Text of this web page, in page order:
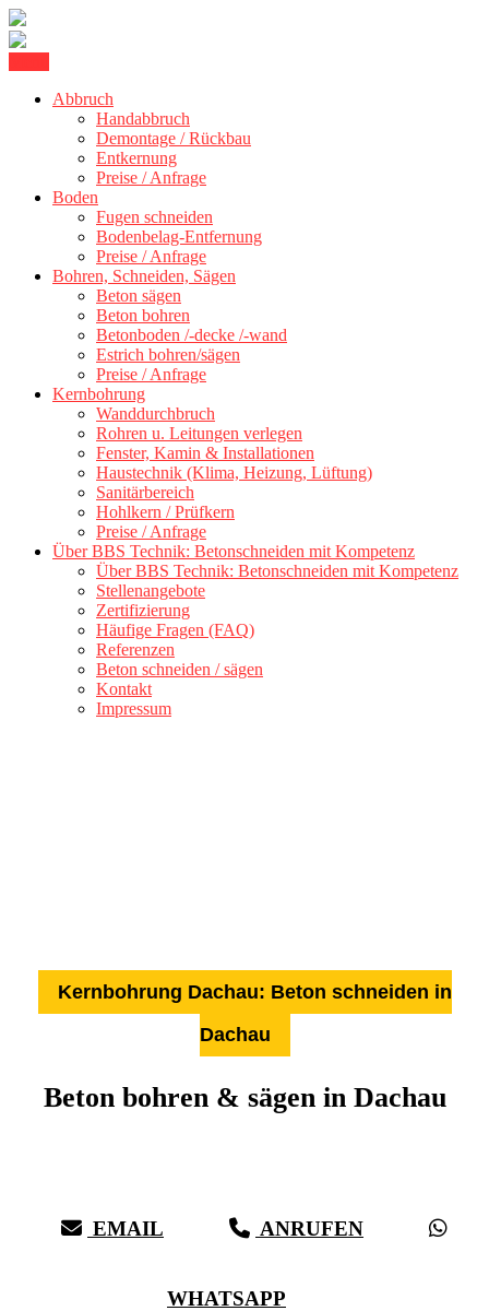
content
BBS Technik GmbH
300 kmAbbruch
Handabbruch
Demontage / Rückbau
Entkernung
Preise / Anfrage
Boden
Fugen schneiden
Bodenbelag-Entfernung
Preise / Anfrage
Bohren, Schneiden, Sägen
Beton sägen
Beton bohren
Betonboden /-decke /-wand
Estrich bohren/sägen
Preise / Anfrage
Kernbohrung
Wanddurchbruch
Rohren u. Leitungen verlegen
Fenster, Kamin & Installationen
Haustechnik (Klima, Heizung, Lüftung)
Sanitärbereich
Hohlkern / Prüfkern
Preise / Anfrage
Über BBS Technik: Betonschneiden mit Kompetenz
Über BBS Technik: Betonschneiden mit Kompetenz
Stellenangebote
Zertifizierung
Häufige Fragen (FAQ)
Referenzen
Beton schneiden / sägen
Kontakt
Impressum
Kernbohrung Dachau: Beton schneiden in
Dachau
Beton bohren & sägen in Dachau
EMAIL ANRUFEN
WHATSAPP